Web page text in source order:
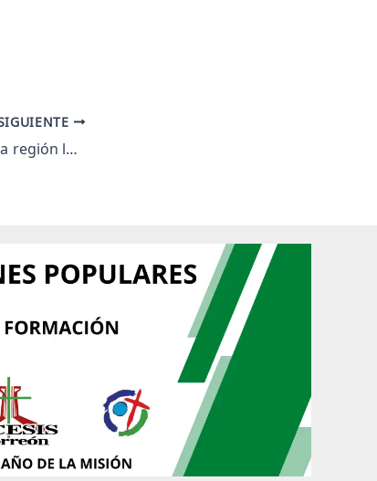
El agua y el futuro de la región lagunera